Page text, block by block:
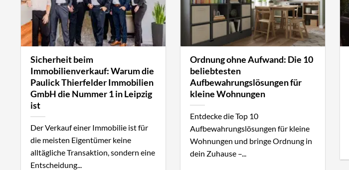
Sicherheit beim
Immobilienverkauf: Warum die
Paulick Thierfelder Immobilien
GmbH die Nummer 1 in Leipzig
ist
Der Verkauf einer Immobilie ist für
die meisten Eigentümer keine
alltägliche Transaktion, sondern eine
Entscheidung...
Ordnung ohne Aufwand: Die 10
beliebtesten
Aufbewahrungslösungen für
kleine Wohnungen
Entdecke die Top 10
Aufbewahrungslösungen für kleine
Wohnungen und bringe Ordnung in
dein Zuhause –...